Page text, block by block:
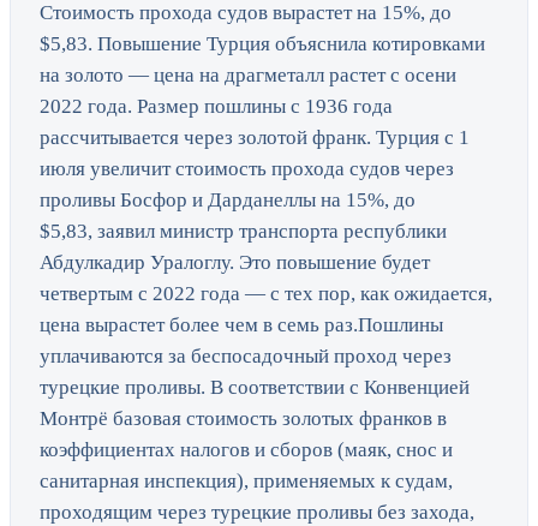
Стоимость прохода судов вырастет на 15%, до
$5,83. Повышение Турция объяснила котировками
на золото — цена на драгметалл растет с осени
2022 года. Размер пошлины с 1936 года
рассчитывается через золотой франк. Турция с 1
июля увеличит стоимость прохода судов через
проливы Босфор и Дарданеллы на 15%, до
$5,83, заявил министр транспорта республики
Абдулкадир Уралоглу. Это повышение будет
четвертым с 2022 года — с тех пор, как ожидается,
цена вырастет более чем в семь раз.Пошлины
уплачиваются за беспосадочный проход через
турецкие проливы. В соответствии с Конвенцией
Монтрё базовая стоимость золотых франков в
коэффициентах налогов и сборов (маяк, снос и
санитарная инспекция), применяемых к судам,
проходящим через турецкие проливы без захода,